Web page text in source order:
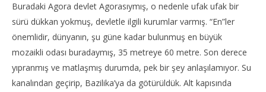
Buradaki Agora devlet Agorasıymış, o nedenle ufak ufak bir
sürü dükkan yokmuş, devletle ilgili kurumlar varmış. “En”ler
önemlidir, dünyanın, şu güne kadar bulunmuş en büyük
mozaikli odası buradaymış, 35 metreye 60 metre. Son derece
yıpranmış ve matlaşmış durumda, pek bir şey anlaşılamıyor. Su
kanalından geçirip, Bazilika’ya da götürüldük. Alt kapısında